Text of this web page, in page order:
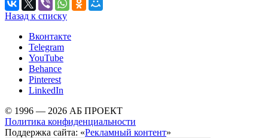
Назад к списку
Вконтакте
Telegram
YouTube
Behance
Pinterest
LinkedIn
© 1996 — 2026 АБ ПРОЕКТ
Политика конфиденциальности
Поддержка сайта: «Рекламный контент»